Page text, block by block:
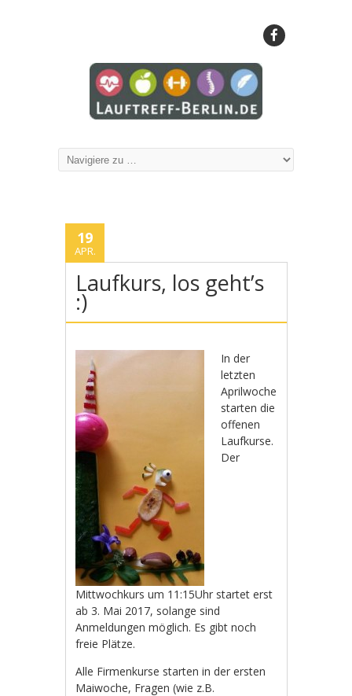
19
APR.
Laufkurs, los geht’s
:)
In der
letzten
Aprilwoche
starten die
offenen
Laufkurse.
Der
Mittwochkurs um 11:15Uhr startet erst
ab 3. Mai 2017, solange sind
Anmeldungen möglich. Es gibt noch
freie Plätze.
Alle Firmenkurse starten in der ersten
Maiwoche, Fragen (wie z.B.